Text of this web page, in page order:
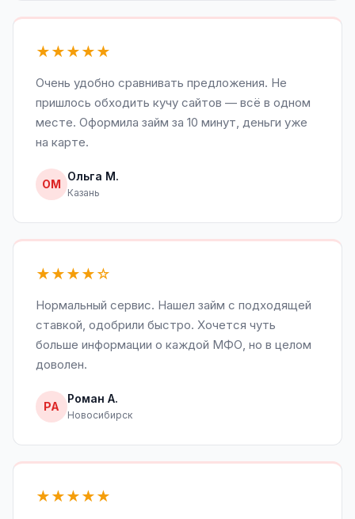
★★★★★
Очень удобно сравнивать предложения. Не
пришлось обходить кучу сайтов — всё в одном
месте. Оформила займ за 10 минут, деньги уже
на карте.
ОМ
Ольга М.
Казань
★★★★☆
Нормальный сервис. Нашел займ с подходящей
ставкой, одобрили быстро. Хочется чуть
больше информации о каждой МФО, но в целом
доволен.
РА
Роман А.
Новосибирск
★★★★★